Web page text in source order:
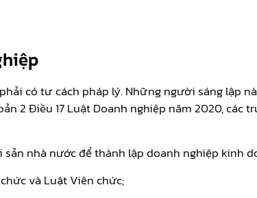
có tư cách pháp lý. Những người sáng lập
2 Điều 17 Luật Doanh nghiệp năm 2020,
nhà nước để thành lập doanh nghiệp kinh
và Luật Viên chức;